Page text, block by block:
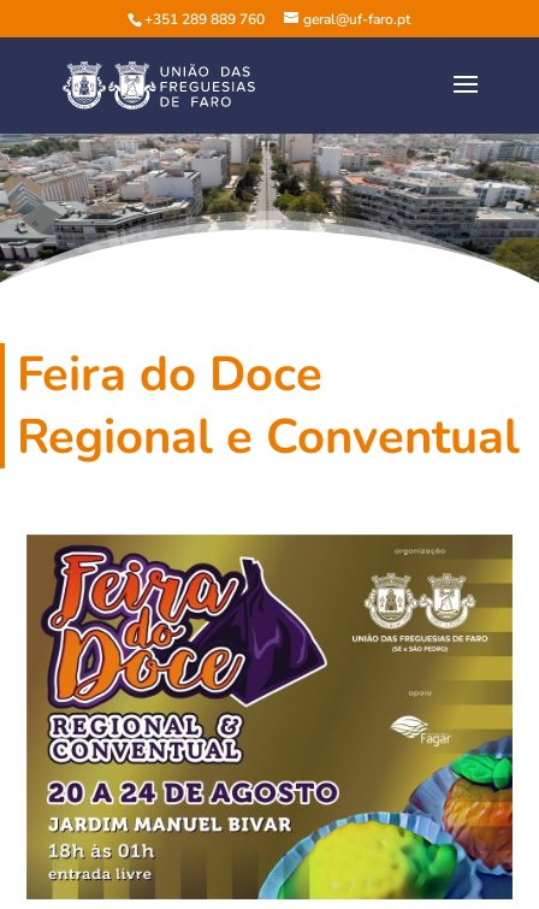
+351 289 889 760 geral@uf-faro.pt
Feira do Doce
Regional e Conventual